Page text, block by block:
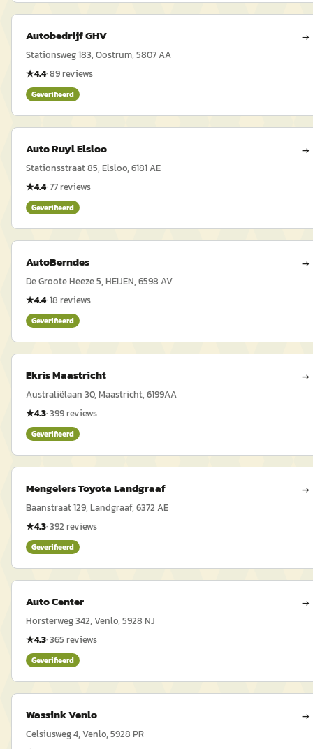
Autobedrijf GHV →
Stationsweg 183, Oostrum, 5807 AA
★4.4·89reviews
Geverifieerd
Auto Ruyl Elsloo →
Stationsstraat 85, Elsloo, 6181 AE
★4.4·77reviews
Geverifieerd
AutoBerndes →
De Groote Heeze 5, HEIJEN, 6598 AV
★4.4·18 reviews
Geverifieerd
Ekris Maastricht →
Australiëlaan 30, Maastricht, 6199AA
★4.3·399reviews
Geverifieerd
Mengelers Toyota Landgraaf →
Baanstraat 129, Landgraaf, 6372 AE
★4.3·392 reviews
Geverifieerd
Auto Center →
Horsterweg 342, Venlo, 5928 NJ
★4.3·365 reviews
Geverifieerd
Wassink Venlo →
Celsiusweg 4, Venlo, 5928 PR